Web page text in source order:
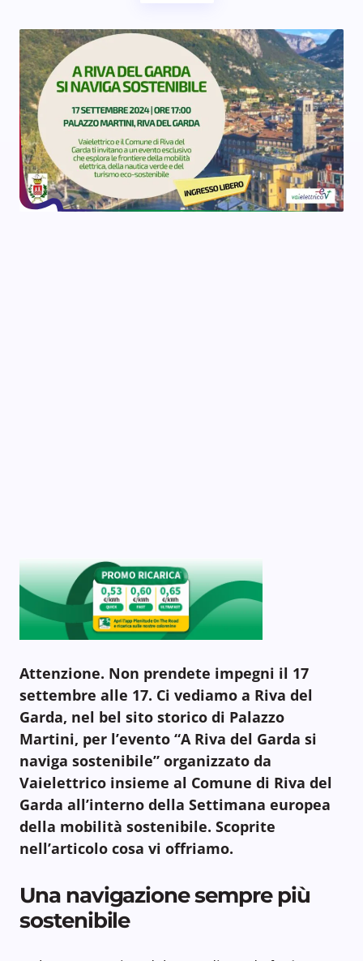
Attenzione. Non prendete impegni il 17
settembre alle 17. Ci vediamo a Riva del
Garda, nel bel sito storico di Palazzo
Martini, per l’evento “A Riva del Garda si
naviga sostenibile” organizzato da
Vaielettrico insieme al Comune di Riva del
Garda all’interno della Settimana europea
della mobilità sostenibile. Scoprite
nell’articolo cosa vi offriamo.
Una navigazione sempre più
sostenibile